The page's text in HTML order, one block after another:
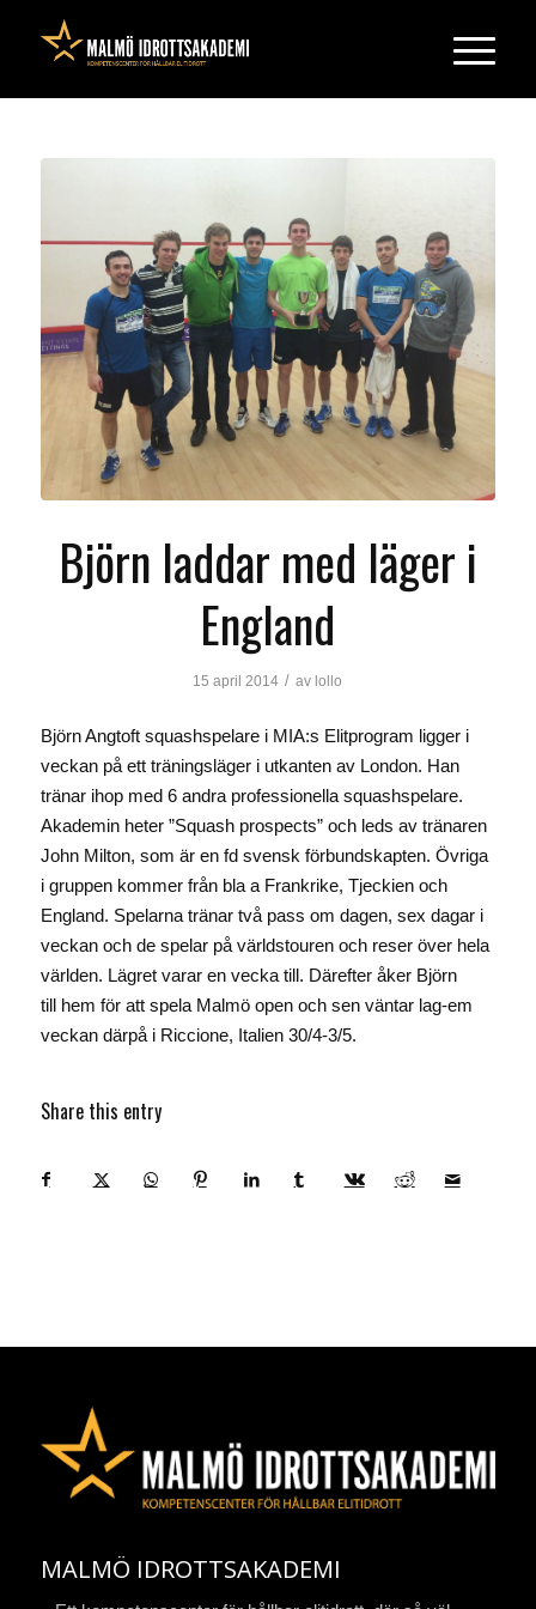
Björn laddar med läger i
England
15 april 2014 / av lollo
Björn Angtoft squashspelare i MIA:s Elitprogram ligger i
veckan på ett träningsläger i utkanten av London. Han
tränar ihop med 6 andra professionella squashspelare.
Akademin heter ”Squash prospects” och leds av tränaren
John Milton, som är en fd svensk förbundskapten. Övriga
i gruppen kommer från bla a Frankrike, Tjeckien och
England. Spelarna tränar två pass om dagen, sex dagar i
veckan och de spelar på världstouren och reser över hela
världen. Lägret varar en vecka till. Därefter åker Björn
till hem för att spela Malmö open och sen väntar lag-em
veckan därpå i Riccione, Italien 30/4-3/5.
Share this entry
MALMÖ IDROTTSAKADEMI